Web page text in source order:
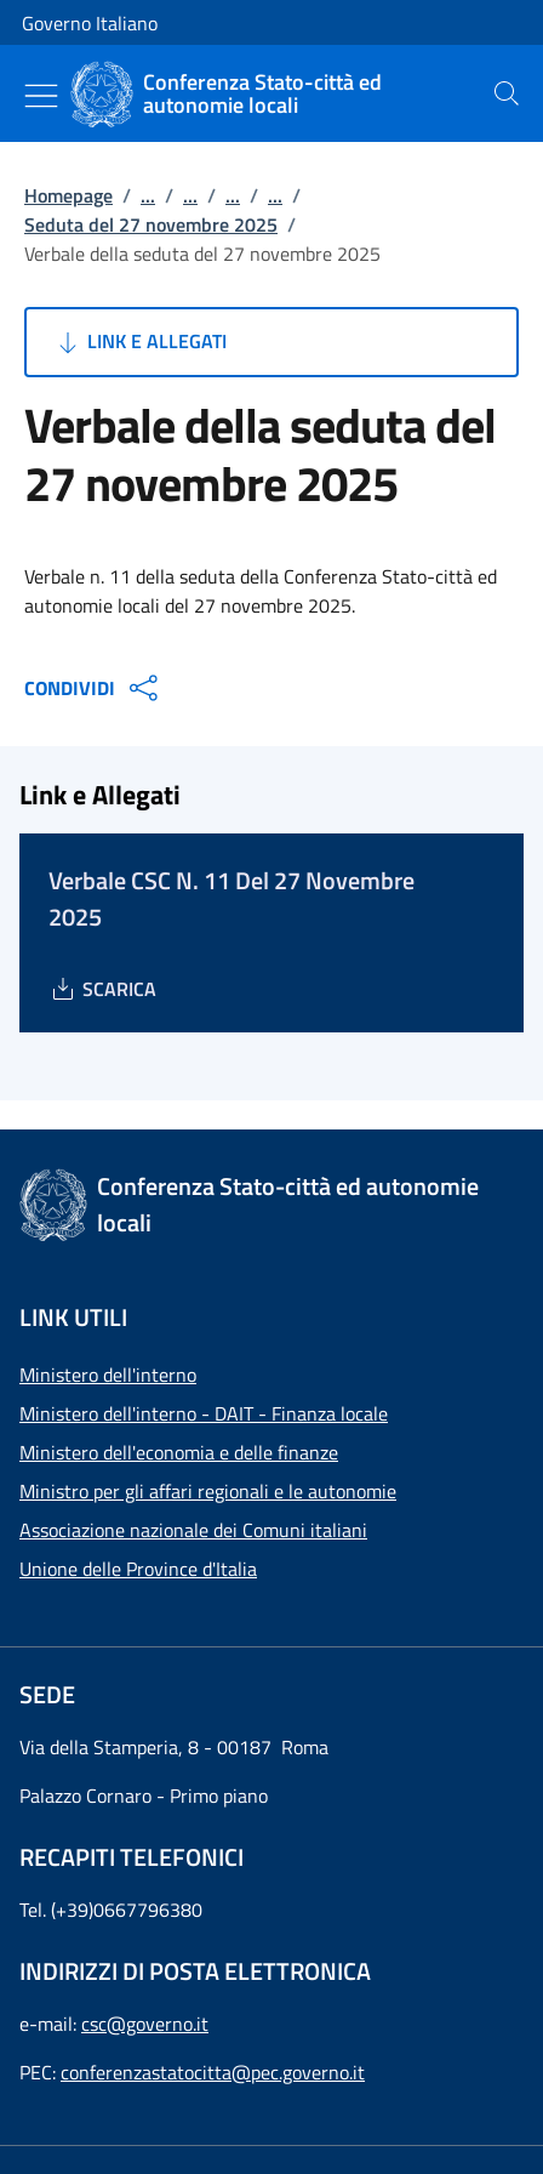
Vai al contenuto
Vai alla navigazione del sito
Governo Italiano
Conferenza Stato-città ed
autonomie locali Cerca
Homepage / ... / ... / ... / ... /
Seduta del 27 novembre 2025 /
Verbale della seduta del 27 novembre 2025
LINK E ALLEGATI
Verbale della seduta del
27 novembre 2025
Verbale n. 11 della seduta della Conferenza Stato-città ed
autonomie locali del 27 novembre 2025.
CONDIVIDI
Link e Allegati
Verbale CSC N. 11 Del 27 Novembre
2025
SCARICA
Conferenza Stato-città ed autonomie
locali
LINK UTILI
Ministero dell'interno
Ministero dell'interno - DAIT - Finanza locale
Ministero dell'economia e delle finanze
Ministro per gli affari regionali e le autonomie
Associazione nazionale dei Comuni italiani
Unione delle Province d'Italia
SEDE
Via della Stamperia, 8 - 00187 Roma
Palazzo Cornaro - Primo piano
RECAPITI TELEFONICI
Tel. (+39)0667796380
INDIRIZZI DI POSTA ELETTRONICA
e-mail:csc@governo.it
PEC:conferenzastatocitta@pec.governo.it